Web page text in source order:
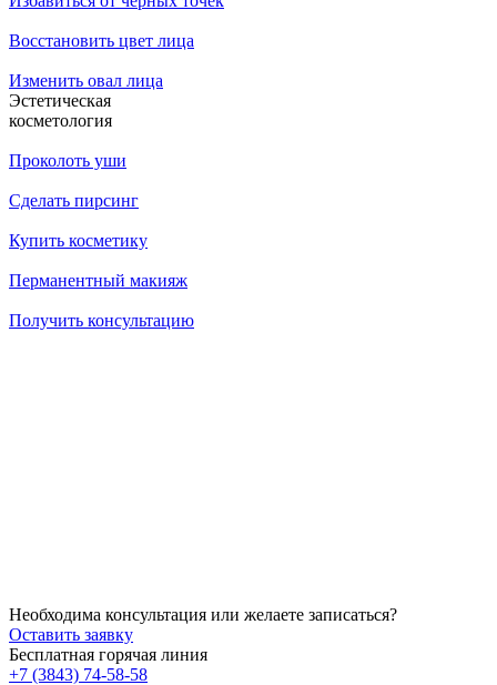
Восстановить цвет лица
Изменить овал лица
Эстетическая
косметология
Проколоть уши
Сделать пирсинг
Купить косметику
Перманентный макияж
Получить консультацию
Необходима консультация или желаете записаться?
Оставить заявку
Бесплатная горячая линия
+7 (3843) 74-58-58